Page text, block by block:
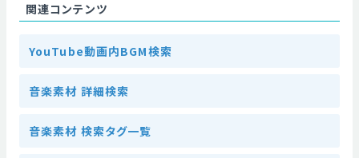
関連コンテンツ
YouTube動画内BGM検索
音楽素材 詳細検索
音楽素材 検索タグ一覧